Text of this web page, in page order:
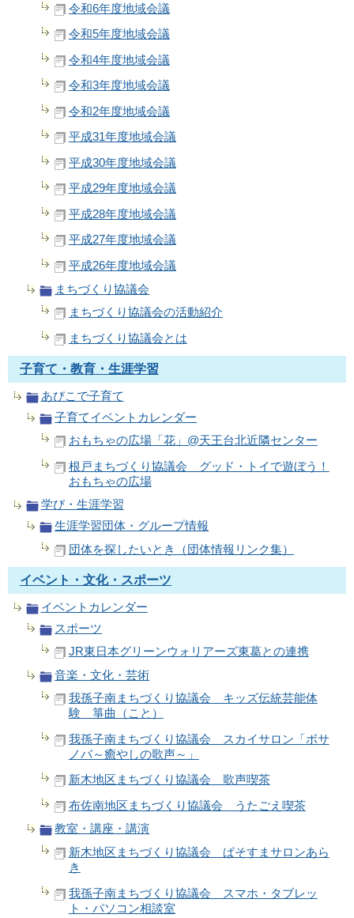
令和6年度地域会議
令和5年度地域会議
令和4年度地域会議
令和3年度地域会議
令和2年度地域会議
平成31年度地域会議
平成30年度地域会議
平成29年度地域会議
平成28年度地域会議
平成27年度地域会議
平成26年度地域会議
まちづくり協議会
まちづくり協議会の活動紹介
まちづくり協議会とは
子育て・教育・生涯学習
あびこで子育て
子育てイベントカレンダー
おもちゃの広場「花」@天王台北近隣センター
根戸まちづくり協議会 グッド・トイで遊ぼう！
おもちゃの広場
学び・生涯学習
生涯学習団体・グループ情報
団体を探したいとき（団体情報リンク集）
イベント・文化・スポーツ
イベントカレンダー
スポーツ
JR東日本グリーンウォリアーズ東葛との連携
音楽・文化・芸術
我孫子南まちづくり協議会 キッズ伝統芸能体
験 箏曲（こと）
我孫子南まちづくり協議会 スカイサロン「ボサ
ノバ～癒やしの歌声～」
新木地区まちづくり協議会 歌声喫茶
布佐南地区まちづくり協議会 うたごえ喫茶
教室・講座・講演
新木地区まちづくり協議会 ぱそすまサロンあら
き
我孫子南まちづくり協議会 スマホ・タブレッ
ト・パソコン相談室